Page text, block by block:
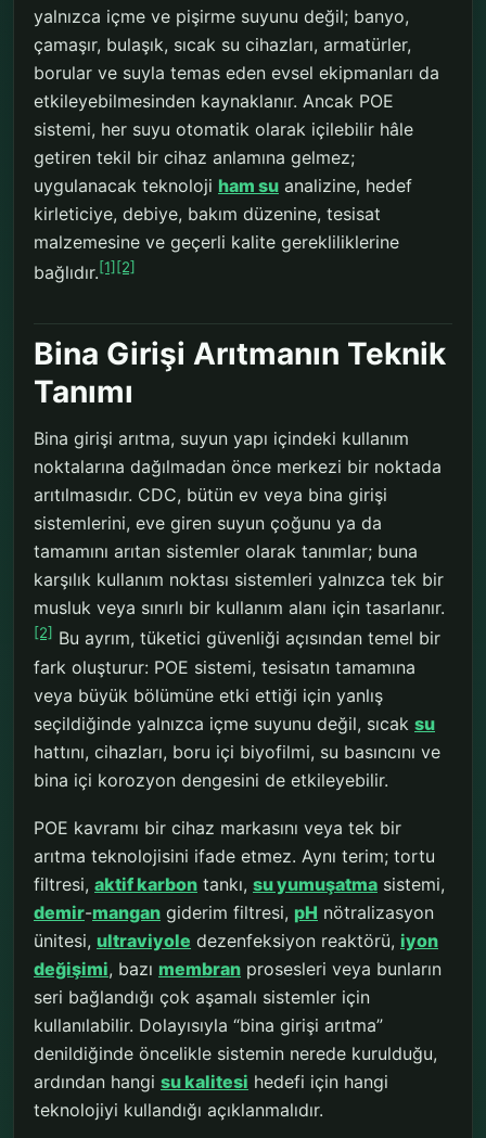
yalnızca içme ve pişirme suyunu değil; banyo,
çamaşır, bulaşık, sıcak su cihazları, armatürler,
borular ve suyla temas eden evsel ekipmanları da
etkileyebilmesinden kaynaklanır. Ancak POE
sistemi, her suyu otomatik olarak içilebilir hâle
getiren tekil bir cihaz anlamına gelmez;
uygulanacak teknoloji ham su analizine, hedef
kirleticiye, debiye, bakım düzenine, tesisat
malzemesine ve geçerli kalite gerekliliklerine
bağlıdır.[1] [2]
Bina Girişi Arıtmanın Teknik
Tanımı
Bina girişi arıtma, suyun yapı içindeki kullanım
noktalarına dağılmadan önce merkezi bir noktada
arıtılmasıdır. CDC, bütün ev veya bina girişi
sistemlerini, eve giren suyun çoğunu ya da
tamamını arıtan sistemler olarak tanımlar; buna
karşılık kullanım noktası sistemleri yalnızca tek bir
musluk veya sınırlı bir kullanım alanı için tasarlanır.
[2] Bu ayrım, tüketici güvenliği açısından temel bir
fark oluşturur: POE sistemi, tesisatın tamamına
veya büyük bölümüne etki ettiği için yanlış
seçildiğinde yalnızca içme suyunu değil, sıcak su
hattını, cihazları, boru içi biyofilmi, su basıncını ve
bina içi korozyon dengesini de etkileyebilir.
POE kavramı bir cihaz markasını veya tek bir
arıtma teknolojisini ifade etmez. Aynı terim; tortu
filtresi, aktif karbon tankı, su yumuşatma sistemi,
demir-mangan giderim filtresi, pH nötralizasyon
ünitesi, ultraviyole dezenfeksiyon reaktörü, iyon
değişimi, bazı membran prosesleri veya bunların
seri bağlandığı çok aşamalı sistemler için
kullanılabilir. Dolayısıyla “bina girişi arıtma”
denildiğinde öncelikle sistemin nerede kurulduğu,
ardından hangi su kalitesi hedefi için hangi
teknolojiyi kullandığı açıklanmalıdır.